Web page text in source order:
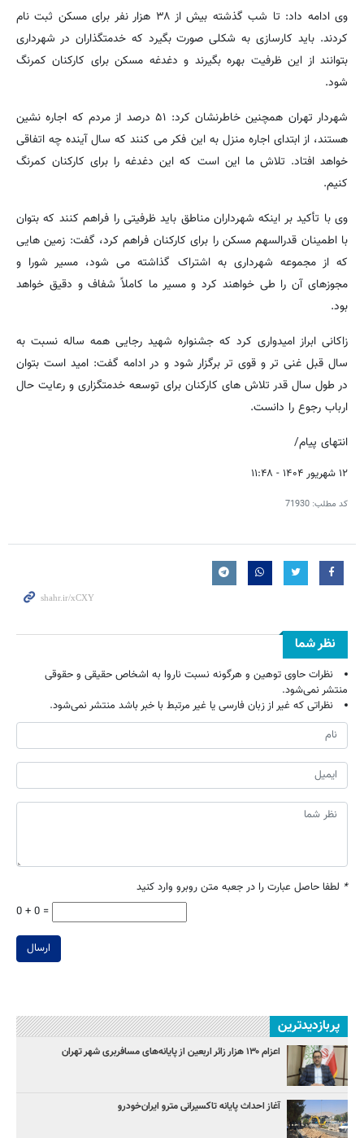
وی ادامه داد: تا شب گذشته بیش از ۳۸ هزار نفر برای مسکن ثبت نام
کردند. باید کارسازی به شکلی صورت بگیرد که خدمتگذاران در شهرداری
بتوانند از این ظرفیت بهره بگیرند و دغدغه مسکن برای کارکنان کمرنگ
شود.
شهردار تهران همچنین خاطرنشان کرد: ۵۱ درصد از مردم که اجاره نشین
هستند، از ابتدای اجاره منزل به این فکر می کنند که سال آینده چه اتفاقی
خواهد افتاد. تلاش ما این است که این دغدغه را برای کارکنان کمرنگ
کنیم.
وی با تأکید بر اینکه شهرداران مناطق باید ظرفیتی را فراهم کنند که بتوان
با اطمینان قدرالسهم مسکن را برای کارکنان فراهم کرد، گفت: زمین هایی
که از مجموعه شهرداری به اشتراک گذاشته می شود، مسیر شورا و
مجوزهای آن را طی خواهند کرد و مسیر ما کاملاً شفاف و دقیق خواهد
بود.
زاکانی ابراز امیدواری کرد که جشنواره شهید رجایی همه ساله نسبت به
سال قبل غنی تر و قوی تر برگزار شود و در ادامه گفت: امید است بتوان
در طول سال قدر تلاش های کارکنان برای توسعه خدمتگزاری و رعایت حال
ارباب رجوع را دانست.
انتهای پیام/
۱۲ شهریور ۱۴۰۴ - ۱۱:۴۸
کد مطلب: 71930
نظر شما
نظرات حاوی توهین و هرگونه نسبت ناروا به اشخاص حقیقی و حقوقی
منتشر نمی‌شود.
نظراتی که غیر از زبان فارسی یا غیر مرتبط با خبر باشد منتشر نمی‌شود.
* لطفا حاصل عبارت را در جعبه متن روبرو وارد کنید
0 + 0 =
ارسال
پربازدیدترین
اعزام ۱۳۰ هزار زائر اربعین از پایانه‌های مسافربری شهر تهران
آغاز احداث پایانه تاکسیرانی مترو ایران‌خودرو